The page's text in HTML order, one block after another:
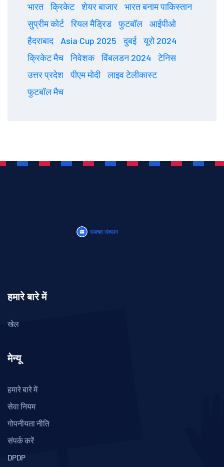
भारत क्रिकेट शेयर बाजार
भारत बनाम पाकिस्तान
सुप्रीम कोर्ट
रियल मैड्रिड फुटबॉल
आईपीओ
हैदराबाद
Asia Cup 2025 दुबई
यूरो 2024
क्रिकेट मैच
निवेशक विंबलडन 2024
टेनिस
उत्तर प्रदेश
पीएम मोदी
लाइव टेलीकास्ट
फुटबॉल मैच
हमारे बारे में
खेल
मेन्यू
हमारे बारे में
सेवा नियम
गोपनीयता नीति
संपर्क करें
DPDP